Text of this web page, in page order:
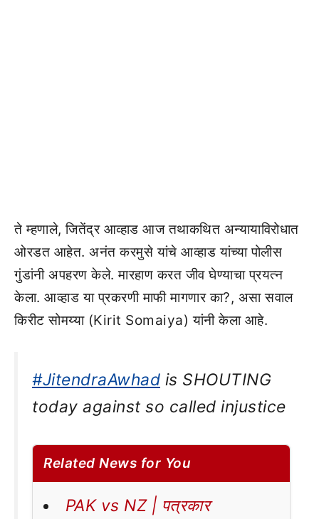
ते म्हणाले, जितेंद्र आव्हाड आज तथाकथित अन्यायाविरोधात
ओरडत आहेत. अनंत करमुसे यांचे आव्हाड यांच्या पोलीस
गुंडांनी अपहरण केले. मारहाण करत जीव घेण्याचा प्रयत्न
केला. आव्हाड या प्रकरणी माफी मागणार का?, असा सवाल
किरीट सोमय्या (Kirit Somaiya) यांनी केला आहे.
#JitendraAwhad is SHOUTING
today against so called injustice
Related News for You
PAK vs NZ | पत्रकार